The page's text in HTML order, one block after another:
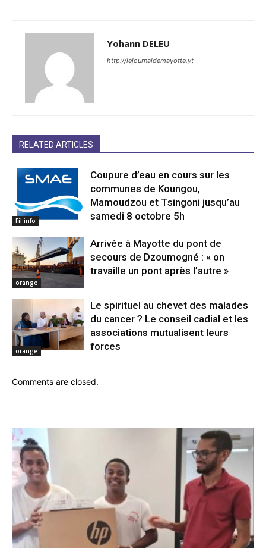
Yohann DELEU
http://lejournaldemayotte.yt
RELATED ARTICLES
Fil info
Coupure d’eau en cours sur les
communes de Koungou,
Mamoudzou et Tsingoni jusqu’au
samedi 8 octobre 5h
orange
Arrivée à Mayotte du pont de
secours de Dzoumogné : « on
travaille un pont après l’autre »
orange
Le spirituel au chevet des malades
du cancer ? Le conseil cadial et les
associations mutualisent leurs
forces
Comments are closed.